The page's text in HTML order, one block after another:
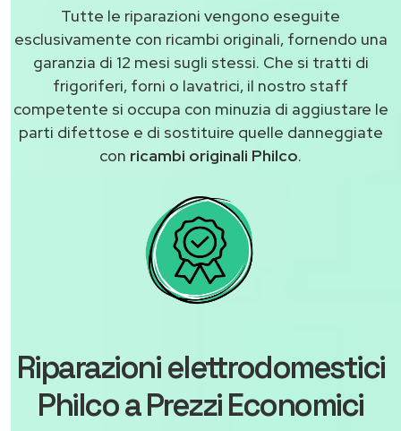
Tutte le riparazioni vengono eseguite
esclusivamente con ricambi originali, fornendo una
garanzia di 12 mesi sugli stessi. Che si tratti di
frigoriferi, forni o lavatrici, il nostro staff
competente si occupa con minuzia di aggiustare le
parti difettose e di sostituire quelle danneggiate
con ricambi originali Philco.
Riparazioni elettrodomestici
Philco a Prezzi Economici